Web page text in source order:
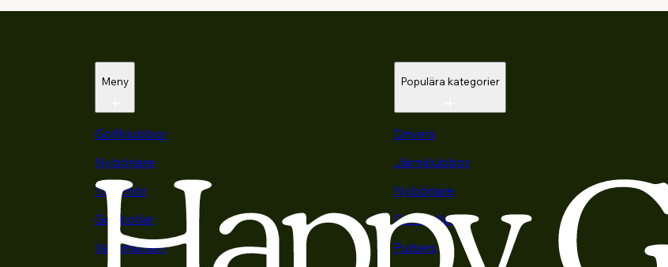
Meny
Golfklubbor
Nybörjare
Tillbehör
Golfbollar
Varumärken
Populära kategorier
Drivers
Järnklubbor
Nybörjare
Golfbollar
Putters